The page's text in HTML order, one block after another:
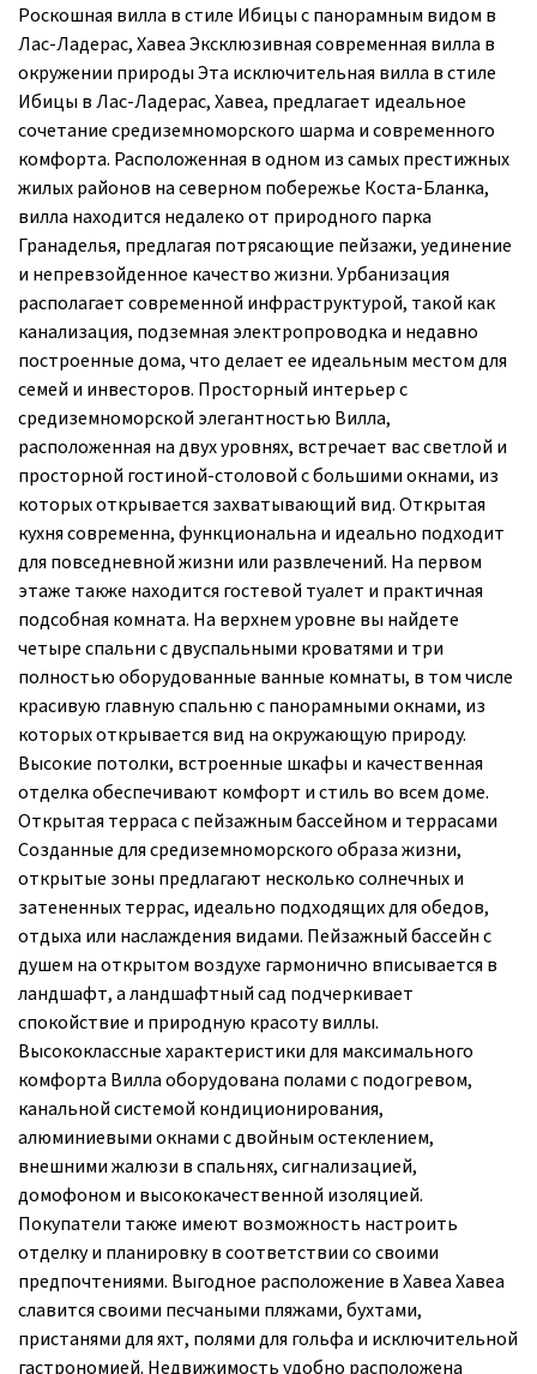
Роскошная вилла в стиле Ибицы с панорамным видом в
Лас-Ладерас, Хавеа Эксклюзивная современная вилла в
окружении природы Эта исключительная вилла в стиле
Ибицы в Лас-Ладерас, Хавеа, предлагает идеальное
сочетание средиземноморского шарма и современного
комфорта. Расположенная в одном из самых престижных
жилых районов на северном побережье Коста-Бланка,
вилла находится недалеко от природного парка
Гранаделья, предлагая потрясающие пейзажи, уединение
и непревзойденное качество жизни. Урбанизация
располагает современной инфраструктурой, такой как
канализация, подземная электропроводка и недавно
построенные дома, что делает ее идеальным местом для
семей и инвесторов. Просторный интерьер с
средиземноморской элегантностью Вилла,
расположенная на двух уровнях, встречает вас светлой и
просторной гостиной-столовой с большими окнами, из
которых открывается захватывающий вид. Открытая
кухня современна, функциональна и идеально подходит
для повседневной жизни или развлечений. На первом
этаже также находится гостевой туалет и практичная
подсобная комната. На верхнем уровне вы найдете
четыре спальни с двуспальными кроватями и три
полностью оборудованные ванные комнаты, в том числе
красивую главную спальню с панорамными окнами, из
которых открывается вид на окружающую природу.
Высокие потолки, встроенные шкафы и качественная
отделка обеспечивают комфорт и стиль во всем доме.
Открытая терраса с пейзажным бассейном и террасами
Созданные для средиземноморского образа жизни,
открытые зоны предлагают несколько солнечных и
затененных террас, идеально подходящих для обедов,
отдыха или наслаждения видами. Пейзажный бассейн с
душем на открытом воздухе гармонично вписывается в
ландшафт, а ландшафтный сад подчеркивает
спокойствие и природную красоту виллы.
Высококлассные характеристики для максимального
комфорта Вилла оборудована полами с подогревом,
канальной системой кондиционирования,
алюминиевыми окнами с двойным остеклением,
внешними жалюзи в спальнях, сигнализацией,
домофоном и высококачественной изоляцией.
Покупатели также имеют возможность настроить
отделку и планировку в соответствии со своими
предпочтениями. Выгодное расположение в Хавеа Хавеа
славится своими песчаными пляжами, бухтами,
пристанями для яхт, полями для гольфа и исключительной
гастрономией. Недвижимость удобно расположена